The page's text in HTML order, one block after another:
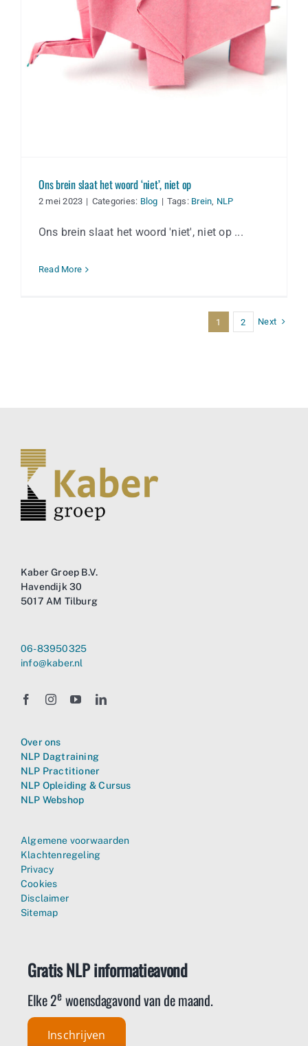
Ons brein slaat het woord ‘niet’, niet
op
Ons brein slaat het woord ‘niet’, niet op
2 mei 2023 | Categories: Blog | Tags: Brein, NLP
Ons brein slaat het woord 'niet', niet op ...
Read More
1 2 Next
Kaber Groep B.V.
Havendijk 30
5017 AM Tilburg
06-83950325
info@kaber.nl
Over ons
NLP Dagtraining
NLP Practitioner
NLP Opleiding & Cursus
NLP Webshop
Algemene voorwaarden
Klachtenregeling
Privacy
Cookies
Disclaimer
Sitemap
Gratis NLP informatieavond
Elke 2ewoensdagavond van de maand.
Inschrijven